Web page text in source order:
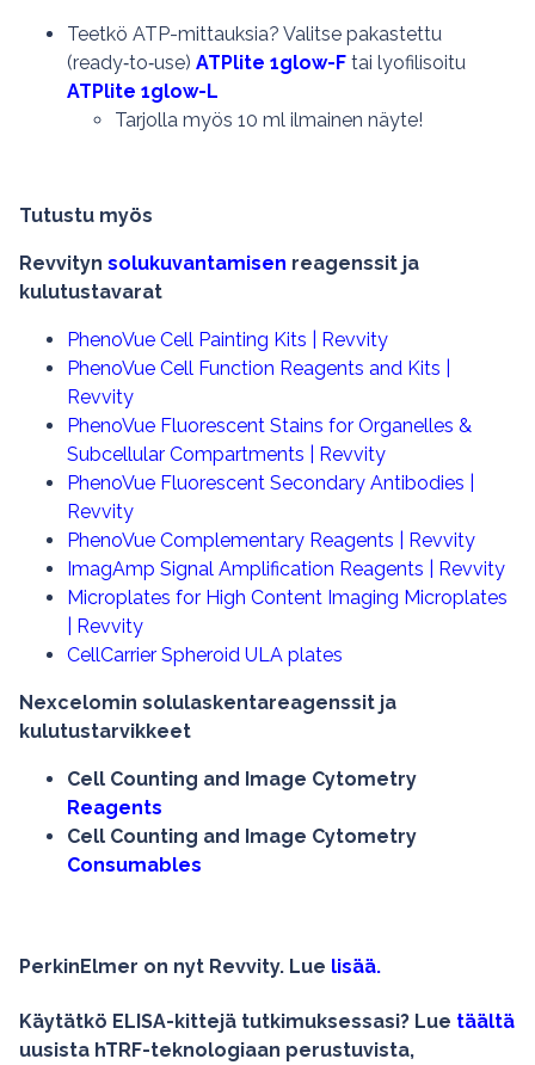
Teetkö ATP-mittauksia? Valitse pakastettu
(ready‑to‑use) ATPlite 1glow-F tai lyofilisoitu
ATPlite 1glow-L
Tarjolla myös 10 ml ilmainen näyte!
Tutustu myös
Revvityn solukuvantamisen reagenssit ja
kulutustavarat
PhenoVue Cell Painting Kits | Revvity
PhenoVue Cell Function Reagents and Kits |
Revvity
PhenoVue Fluorescent Stains for Organelles &
Subcellular Compartments | Revvity
PhenoVue Fluorescent Secondary Antibodies |
Revvity
PhenoVue Complementary Reagents | Revvity
ImagAmp Signal Amplification Reagents | Revvity
Microplates for High Content Imaging Microplates
| Revvity
CellCarrier Spheroid ULA plates
Nexcelomin solulaskentareagenssit ja
kulutustarvikkeet
Cell Counting and Image Cytometry
Reagents
Cell Counting and Image Cytometry
Consumables
PerkinElmer on nyt Revvity. Lue lisää.
Käytätkö ELISA-kittejä tutkimuksessasi? Lue täältä
uusista hTRF-teknologiaan perustuvista,